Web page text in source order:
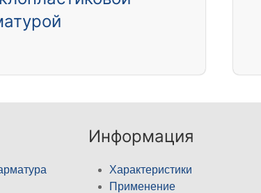
Информация
Характеристики
Применение